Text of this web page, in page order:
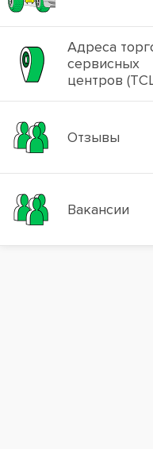
Адреса
сервисных
центров
Отзывы
Вакансии